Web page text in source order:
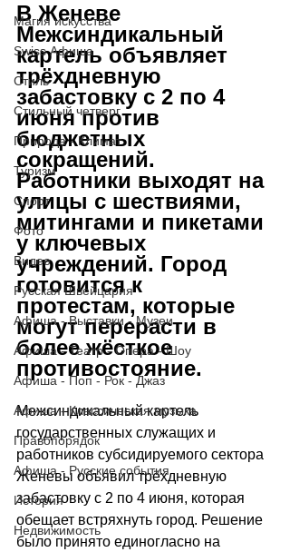
Магия искусства
Swiss Афиша
Стиль
Стильный четверг
Природа - Климат
Туризм
Спорт
Фото
Видео
Русская Швейцария
Афиша - Выставки - Музеи
Афиша - Театр - Опера - Шоу
Афиша - Поп - Рок - Джаз
Афиша - Классическая музыка
Правопорядок
Афиша - Русские события
История
Недвижимость
В Женеве
Межсиндикальный
картель объявляет
трёхдневную
забастовку с 2 по 4
июня против
бюджетных
сокращений.
Работники выходят на
улицы с шествиями,
митингами и пикетами
у ключевых
учреждений. Город
готовится к
протестам, которые
могут перерасти в
более жёсткое
противостояние.
Межсиндикальный картель
государственных служащих и
работников субсидируемого сектора
Женевы объявил трёхдневную
забастовку с 2 по 4 июня, которая
обещает встряхнуть город. Решение
было принято единогласно на